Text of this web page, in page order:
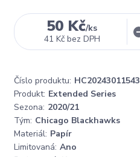
50 Kč/ks
41 Kč bez DPH
Číslo produktu: HC20243011543
Produkt: Extended Series
Sezona: 2020/21
Tým: Chicago Blackhawks
Materiál: Papír
Limitovaná: Ano